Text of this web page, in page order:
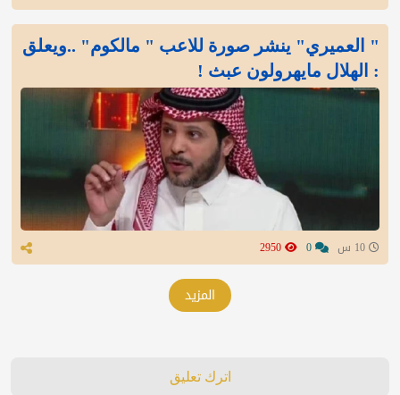
" العميري" ينشر صورة للاعب " مالكوم" ..ويعلق
: الهلال مايهرولون عبث !
المزيد
اترك تعليق